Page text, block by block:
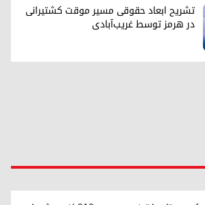
تشریح ابعاد حقوقی مسیر موقت کشتیرانی
در هرمز توسط غریب‌آبادی